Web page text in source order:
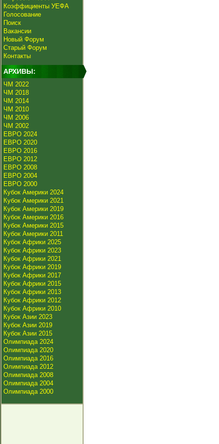
Коэффициенты УЕФА
Голосование
Поиск
Вакансии
Новый Форум
Старый Форум
Контакты
АРХИВЫ:
ЧМ 2022
ЧМ 2018
ЧМ 2014
ЧМ 2010
ЧМ 2006
ЧМ 2002
ЕВРО 2024
ЕВРО 2020
ЕВРО 2016
ЕВРО 2012
ЕВРО 2008
ЕВРО 2004
ЕВРО 2000
Кубок Америки 2024
Кубок Америки 2021
Кубок Америки 2019
Кубок Америки 2016
Кубок Америки 2015
Кубок Америки 2011
Кубок Африки 2025
Кубок Африки 2023
Кубок Африки 2021
Кубок Африки 2019
Кубок Африки 2017
Кубок Африки 2015
Кубок Африки 2013
Кубок Африки 2012
Кубок Африки 2010
Кубок Азии 2023
Кубок Азии 2019
Кубок Азии 2015
Олимпиада 2024
Олимпиада 2020
Олимпиада 2016
Олимпиада 2012
Олимпиада 2008
Олимпиада 2004
Олимпиада 2000